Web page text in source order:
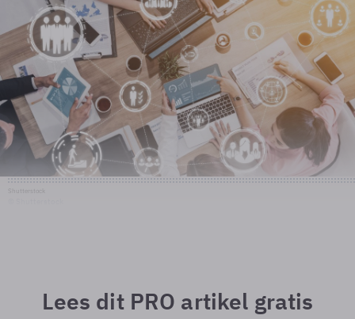
Lees dit PRO artikel gratis